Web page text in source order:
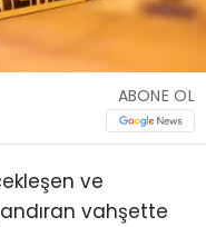
ABONE OL
ve
vahşette